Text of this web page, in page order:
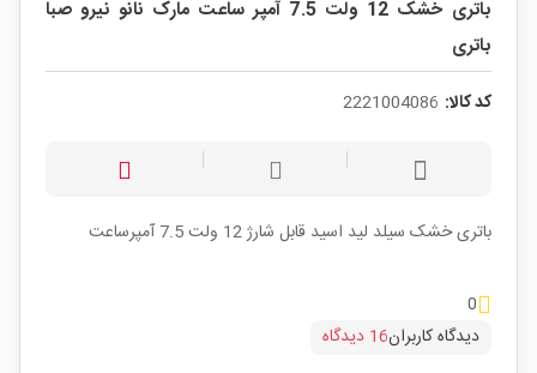
باتری خشک 12 ولت 7.5 آمپر ساعت مارک نانو نیرو صبا
باتری
کد کالا: 2221004086
باتری خشک سیلد لید اسید قابل شارژ 12 ولت 7.5 آمپرساعت
0
دیدگاه کاربران16 دیدگاه